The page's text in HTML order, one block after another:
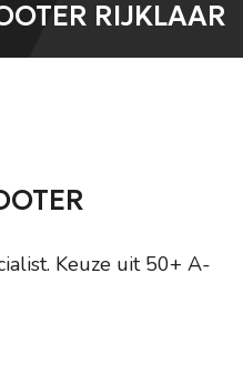
RIJKLAAR
Keuze uit 50+ A-